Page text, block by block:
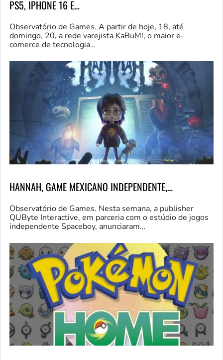
PS5, IPHONE 16 E…
Observatório de Games. A partir de hoje, 18, até
domingo, 20, a rede varejista KaBuM!, o maior e-
comerce de tecnologia…
HANNAH, GAME MEXICANO INDEPENDENTE,…
Observatório de Games. Nesta semana, a publisher
QUByte Interactive, em parceria com o estúdio de jogos
independente Spaceboy, anunciaram…